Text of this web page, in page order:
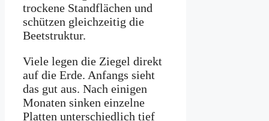
trockene Standflächen und
schützen gleichzeitig die
Beetstruktur.
Viele legen die Ziegel direkt
auf die Erde. Anfangs sieht
das gut aus. Nach einigen
Monaten sinken einzelne
Platten unterschiedlich tief